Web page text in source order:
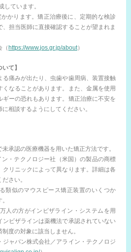
ています。
かります。矯正治療後に、定期的な検診
担当医師に直接確認することが望まれま
（https://www.jos.gr.jp/about）
て】
痛みが出たり、虫歯や歯周病、装置接触
なることがあります。また、金属を使用
ギーの恐れもあります。矯正治療に不安を
相談するようにしてください。
承認の医療機器を用いた矯正方法です。
・テクノロジー社（米国）の製品の商標
リニックによって異なります。詳細は各
さい。
類似のマウスピース矯正装置のいくつか
人の方がインビザライン・システムを用
ンビザラインは薬機法で承認されていない
度の対象に該当しません。
ャパン株式会社／アライン・テクノロジ